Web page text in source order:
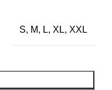
S, M, L, XL, XXL